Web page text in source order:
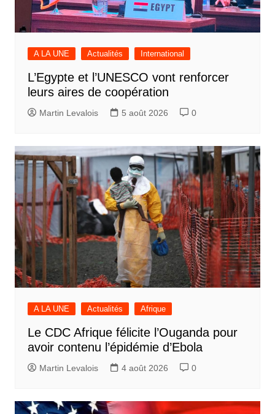
A LA UNE Actualités International
L’Egypte et l’UNESCO vont renforcer
leurs aires de coopération
Martin Levalois 5 août 2026 0
A LA UNE Actualités Afrique
Le CDC Afrique félicite l’Ouganda pour
avoir contenu l’épidémie d’Ebola
Martin Levalois 4 août 2026 0